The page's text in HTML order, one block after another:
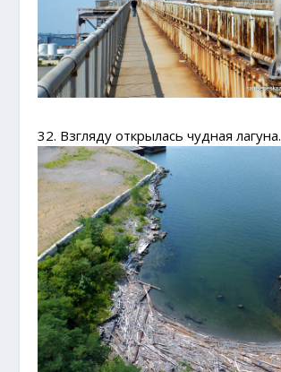
32. Взгляду открылась чудная лагуна.